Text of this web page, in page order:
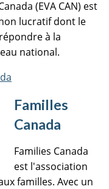
(EVA CAN) est
lucratif dont le
à la
national.
Familles
Canada
Families Canada
est l'association
familles. Avec un